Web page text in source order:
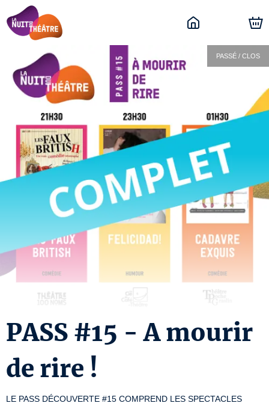
PASSÉ / CLOS
PASS #15 - A mourir
de rire !
LE PASS DÉCOUVERTE #15 COMPREND LES SPECTACLES